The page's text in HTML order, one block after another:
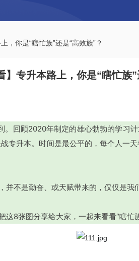
，你是“瞎忙族”还是“高效族”？
】专升本路上，你是“瞎忙族
。回顾2020年制定的雄心勃勃的学习
升本。时间是最公平的，每个人一
并不是勤奋、或天赋带来的，仅仅是我
8张图分享给大家，一起来看看“瞎忙